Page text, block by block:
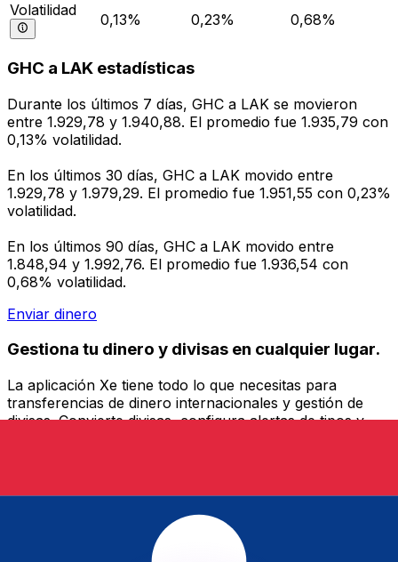
Volatilidad
0,13% 0,23% 0,68%
GHC a LAK estadísticas
Durante los últimos 7 días, GHC a LAK se movieron
entre 1.929,78 y 1.940,88. El promedio fue 1.935,79 con
0,13% volatilidad.
En los últimos 30 días, GHC a LAK movido entre
1.929,78 y 1.979,29. El promedio fue 1.951,55 con 0,23%
volatilidad.
En los últimos 90 días, GHC a LAK movido entre
1.848,94 y 1.992,76. El promedio fue 1.936,54 con
0,68% volatilidad.
Enviar dinero
Gestiona tu dinero y divisas en cualquier lugar.
La aplicación Xe tiene todo lo que necesitas para
transferencias de dinero internacionales y gestión de
divisas. Convierte divisas, configura alertas de tipos y